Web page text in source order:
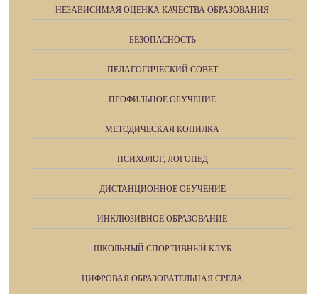
НЕЗАВИСИМАЯ ОЦЕНКА КАЧЕСТВА ОБРАЗОВАНИЯ
БЕЗОПАСНОСТЬ
ПЕДАГОГИЧЕСКИЙ СОВЕТ
ПРОФИЛЬНОЕ ОБУЧЕНИЕ
МЕТОДИЧЕСКАЯ КОПИЛКА
ПСИХОЛОГ, ЛОГОПЕД
ДИСТАНЦИОННОЕ ОБУЧЕНИЕ
ИНКЛЮЗИВНОЕ ОБРАЗОВАНИЕ
ШКОЛЬНЫЙ СПОРТИВНЫЙ КЛУБ
ЦИФРОВАЯ ОБРАЗОВАТЕЛЬНАЯ СРЕДА